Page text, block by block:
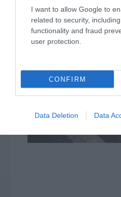
I want to allow Google to
related to security,
functionality and fraud
user protection.
CONFIRM
Data Deletion Data